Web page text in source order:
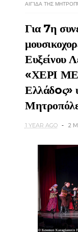
ΑΙΓΊΔΑ ΤΗΣ
Για 7η
Ευξείνου
«ΧΕΡΙ ΜΕ
Ελλάδoς»
1 YEAR AGO 2